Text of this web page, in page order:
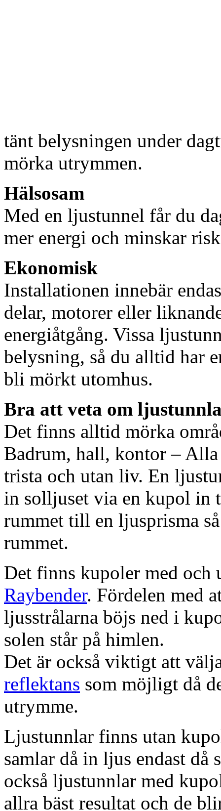
tänt belysningen under
mörka utrymmen.
Hälsosam
Med en ljustunnel får du
mer energi och minskar
Ekonomisk
Installationen innebär
delar, motorer eller
energiåtgång. Vissa
belysning, så du alltid har
bli mörkt utomhus.
Bra att veta om
Det finns alltid mörka
Badrum, hall, kontor – Alla
trista och utan liv. En
in solljuset via en kupol in
rummet till en ljusprisma
rummet.
Det finns kupoler med och
Raybender. Fördelen med
ljusstrålarna böjs ned i
solen står på himlen.
Det är också viktigt att
reflektans som möjligt då
utrymme.
Ljustunnlar finns utan
samlar då in ljus endast då
också ljustunnlar med
allra bäst resultat och de